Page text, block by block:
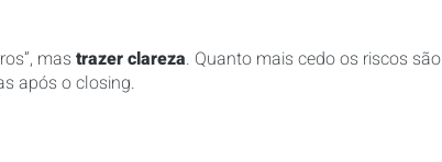
mas trazer clareza. Quanto mais cedo os riscos são
após o closing.